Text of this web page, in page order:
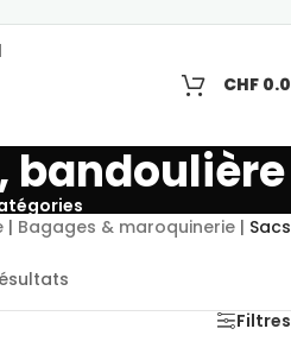
CHF
bandoulière
| Bagages & maroquinerie | Sacs
Filtres